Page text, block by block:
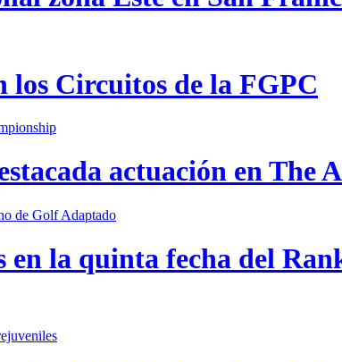
los Circuitos de la FGPC
actuación en The
en la quinta fecha del